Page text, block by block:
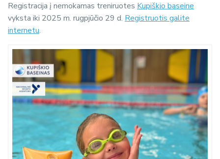
Registracija į nemokamas treniruotes Kupiškio baseine
vyksta iki 2025 m. rugpjūčio 29 d. Registruotis galite
internetu.